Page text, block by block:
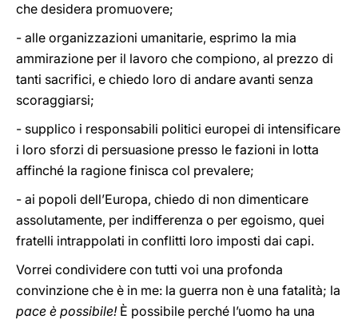
che desidera promuovere;
- alle organizzazioni umanitarie, esprimo la mia
ammirazione per il lavoro che compiono, al prezzo di
tanti sacrifici, e chiedo loro di andare avanti senza
scoraggiarsi;
- supplico i responsabili politici europei di intensificare
i loro sforzi di persuasione presso le fazioni in lotta
affinché la ragione finisca col prevalere;
- ai popoli dell’Europa, chiedo di non dimenticare
assolutamente, per indifferenza o per egoismo, quei
fratelli intrappolati in conflitti loro imposti dai capi.
Vorrei condividere con tutti voi una profonda
convinzione che è in me: la guerra non è una fatalità; la
pace è possibile! È possibile perché l’uomo ha una